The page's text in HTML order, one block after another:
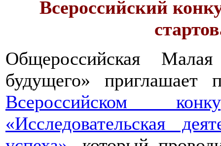
Всероссийский
Общероссийская
будущего» приглашает
Всероссийском
«Исследовательская